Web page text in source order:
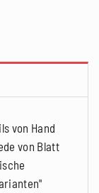
von Hand
von Blatt